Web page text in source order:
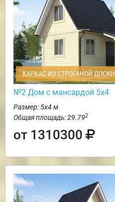
КАРКАС ИЗ СТРОГАНОЙ ДОСКИ
№2 Дом с мансардой 5х4
Размер: 5х4 м
Общая площадь: 29.792
от 1310300